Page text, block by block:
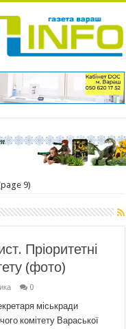
9)
Пріоритетні
(фото)
0
міськради
комітету Вараської